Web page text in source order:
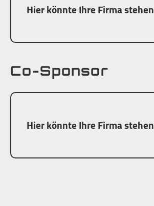
Hier könnte Ihre Firma stehen
Co-Sponsor
Hier könnte Ihre Firma stehen